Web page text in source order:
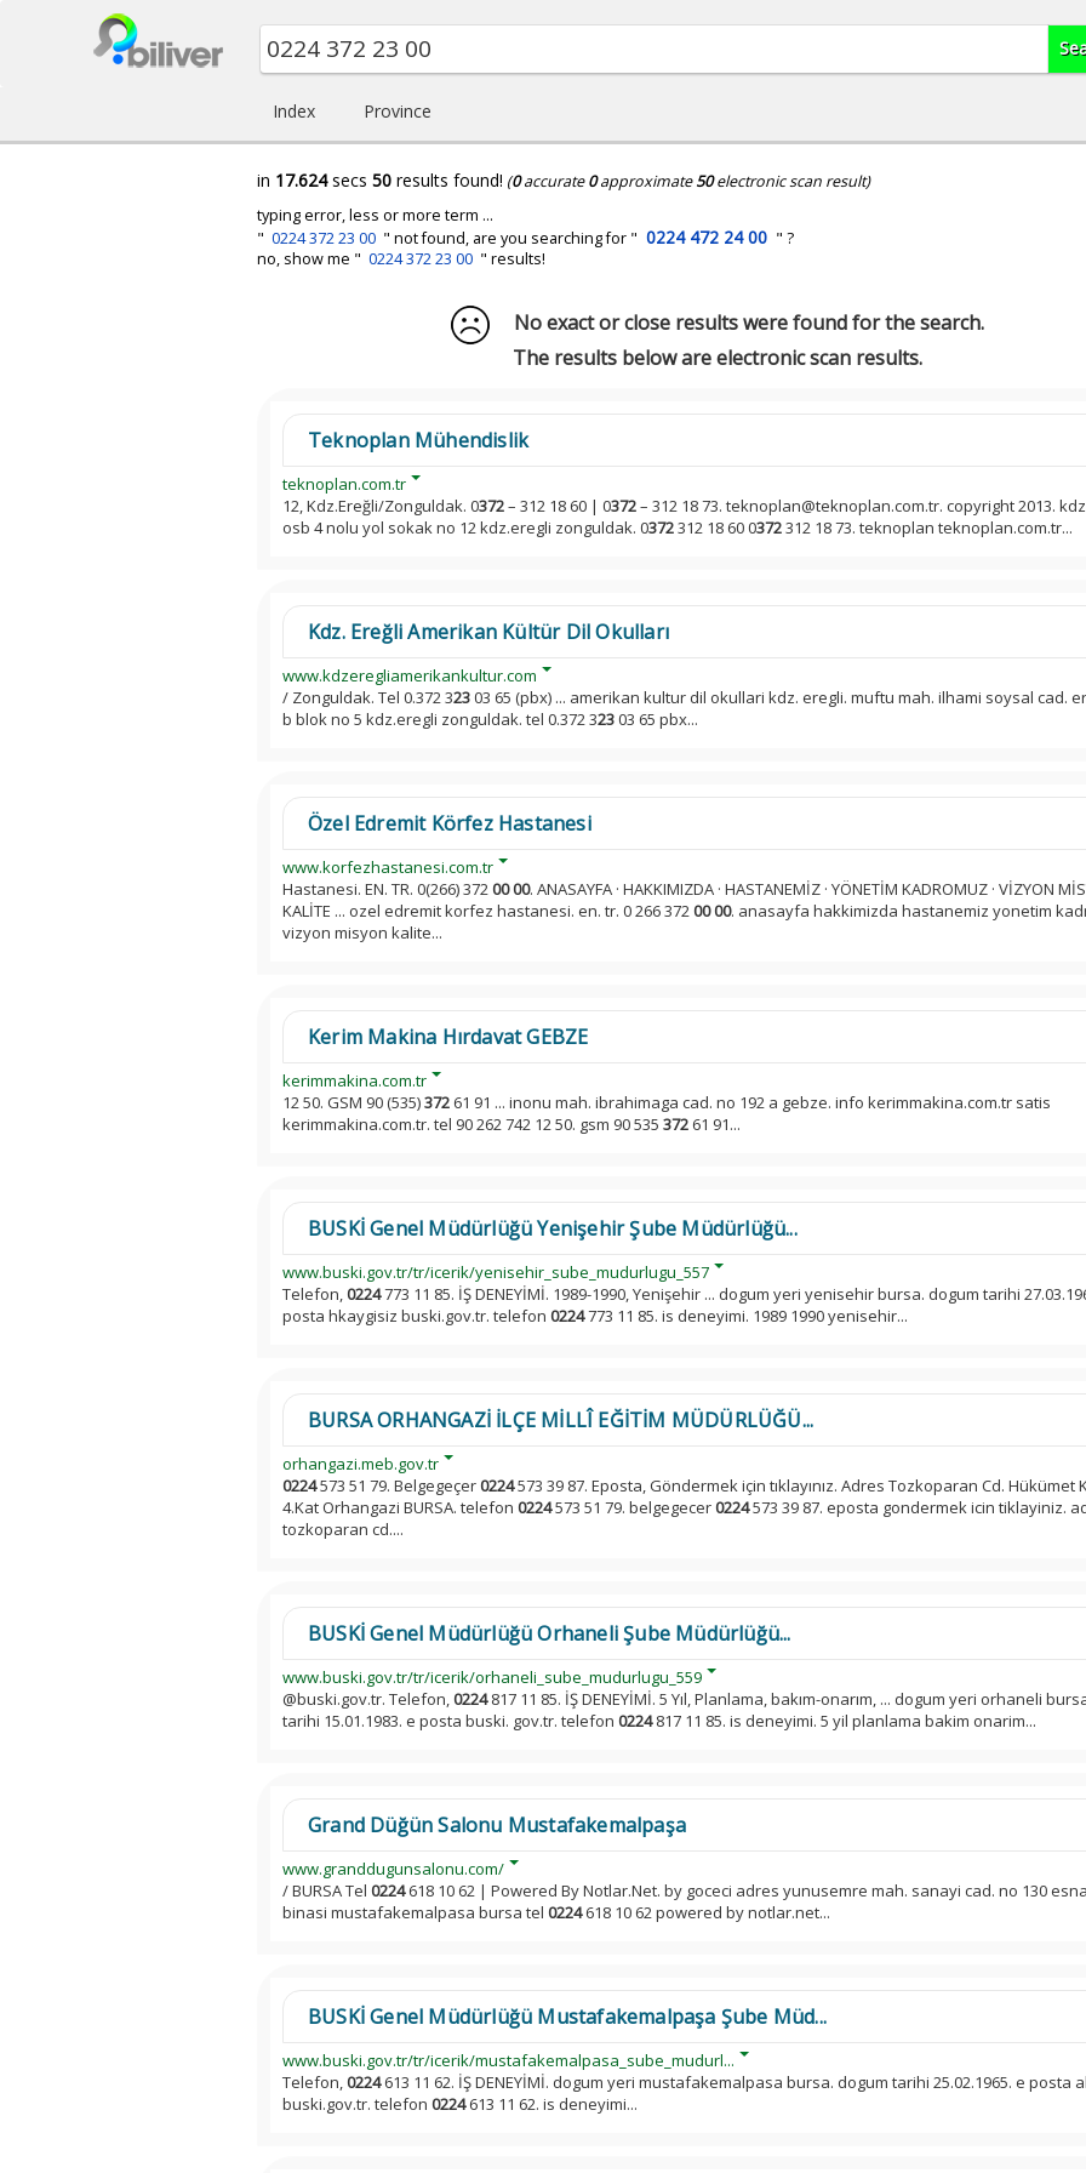
Index Province
in 17.624secs 50 results found! (0accurate0approximate50electronic scan result)
typing error, less or more term ...
" 0224 372 23 00 " not found, are you searching for " 0224 472 24 00 " ?
no, show me " 0224 372 23 00 " results!
No exact or close results were found for the search.
The results below are electronic scan results.
Teknoplan Mühendislik
teknoplan.com.tr
12, Kdz.Ereğli/Zonguldak. 0372– 312 18 60 | 0372– 312 18 73. teknoplan@teknoplan.com.tr. copyright 2013.
osb 4 nolu yol sokak no 12 kdz.eregli zonguldak. 0372312 18 60 0372312 18 73. teknoplan teknoplan.com.tr...
Kdz. Ereğli Amerikan Kültür Dil Okulları
www.kdzeregliamerikankultur.com
/ Zonguldak. Tel 0.372 32303 65 (pbx) ... amerikan kultur dil okullari kdz. eregli. muftu mah. ilhami soysal cad.
b blok no 5 kdz.eregli zonguldak. tel 0.372 32303 65 pbx...
Özel Edremit Körfez Hastanesi
www.korfezhastanesi.com.tr
Hastanesi. EN. TR. 0(266) 3720000. ANASAYFA · HAKKIMIZDA · HASTANEMİZ · YÖNETİM KADROMUZ · VİZYON
KALİTE ... ozel edremit korfez hastanesi. en. tr. 0 266 3720000. anasayfa hakkimizda hastanemiz yonetim
vizyon misyon kalite...
Kerim Makina Hırdavat GEBZE
kerimmakina.com.tr
12 50. GSM 90 (535)372 61 91 ... inonu mah. ibrahimaga cad. no 192 a gebze. info kerimmakina.com.tr satis
kerimmakina.com.tr. tel 90 262 742 12 50. gsm 90 535 372 61 91...
BUSKİ Genel Müdürlüğü Yenişehir Şube Müdürlüğü...
www.buski.gov.tr/tr/icerik/yenisehir_sube_mudurlugu_557
Telefon,0224773 11 85. İŞ DENEYİMİ. 1989-1990, Yenişehir ... dogum yeri yenisehir bursa. dogum tarihi
posta hkaygisiz buski.gov.tr. telefon 0224773 11 85. is deneyimi. 1989 1990 yenisehir...
BURSA ORHANGAZİ İLÇE MİLLÎ EĞİTİM MÜDÜRLÜĞÜ...
orhangazi.meb.gov.tr
0224573 51 79. Belgegeçer0224573 39 87. Eposta, Göndermek için tıklayınız. Adres Tozkoparan Cd. Hükümet
4.Kat Orhangazi BURSA. telefon 0224573 51 79. belgegecer0224573 39 87. eposta gondermek icin tiklayiniz.
tozkoparan cd....
BUSKİ Genel Müdürlüğü Orhaneli Şube Müdürlüğü...
www.buski.gov.tr/tr/icerik/orhaneli_sube_mudurlugu_559
@buski.gov.tr. Telefon,0224817 11 85. İŞ DENEYİMİ. 5 Yıl, Planlama, bakım-onarım, ... dogum yeri orhaneli
tarihi 15.01.1983. e posta buski. gov.tr. telefon 0224817 11 85. is deneyimi. 5 yil planlama bakim onarim...
Grand Düğün Salonu Mustafakemalpaşa
www.granddugunsalonu.com/
/ BURSA Tel 0224618 10 62 | Powered By Notlar.Net. by goceci adres yunusemre mah. sanayi cad. no 130
binasi mustafakemalpasa bursa tel 0224618 10 62 powered by notlar.net...
BUSKİ Genel Müdürlüğü Mustafakemalpaşa Şube Müd...
www.buski.gov.tr/tr/icerik/mustafakemalpasa_sube_mudurl...
Telefon,0224613 11 62. İŞ DENEYİMİ. dogum yeri mustafakemalpasa bursa. dogum tarihi 25.02.1965. e posta
buski.gov.tr. telefon 0224613 11 62. is deneyimi...